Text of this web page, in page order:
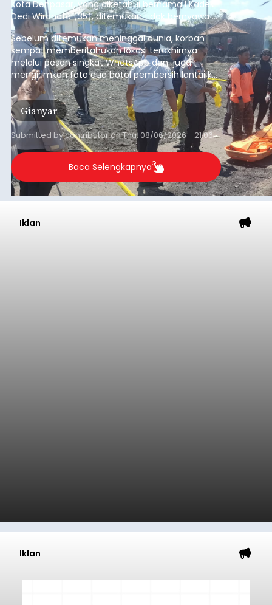
Kota Denpasar, yang diketahui bernama I Kadek
Dedi Wiranata (35), ditemukan tidak bernyawa di
pesisir Pantai Purnama, Sukawati.
Sebelum ditemukan meninggal dunia, korban
sempat memberitahukan lokasi terakhirnya
melalui pesan singkat WhatsApp dan juga
mengirimkan foto dua botol pembersih lantai ke
istrinya.
Gianyar
Submitted bycontributoronThu, 08/06/2026 - 21:06
Baca Selengkapnya
Iklan
Iklan